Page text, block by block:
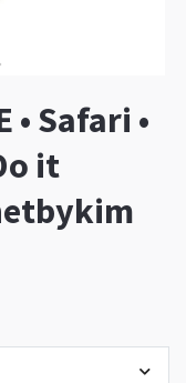
• Safari •
it